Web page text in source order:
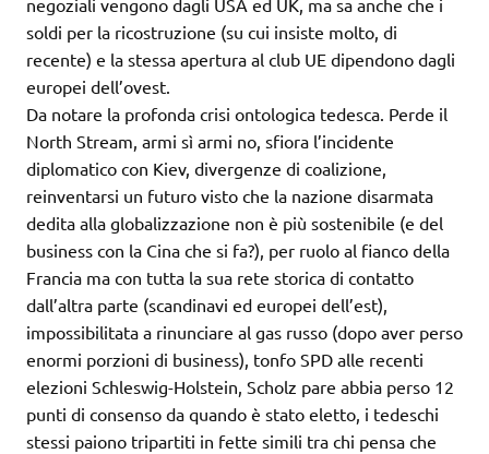
negoziali vengono dagli USA ed UK, ma sa anche che i
soldi per la ricostruzione (su cui insiste molto, di
recente) e la stessa apertura al club UE dipendono dagli
europei dell’ovest.
Da notare la profonda crisi ontologica tedesca. Perde il
North Stream, armi sì armi no, sfiora l’incidente
diplomatico con Kiev, divergenze di coalizione,
reinventarsi un futuro visto che la nazione disarmata
dedita alla globalizzazione non è più sostenibile (e del
business con la Cina che si fa?), per ruolo al fianco della
Francia ma con tutta la sua rete storica di contatto
dall’altra parte (scandinavi ed europei dell’est),
impossibilitata a rinunciare al gas russo (dopo aver perso
enormi porzioni di business), tonfo SPD alle recenti
elezioni Schleswig-Holstein, Scholz pare abbia perso 12
punti di consenso da quando è stato eletto, i tedeschi
stessi paiono tripartiti in fette simili tra chi pensa che